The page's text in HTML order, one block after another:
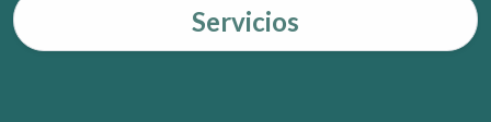
Servicios